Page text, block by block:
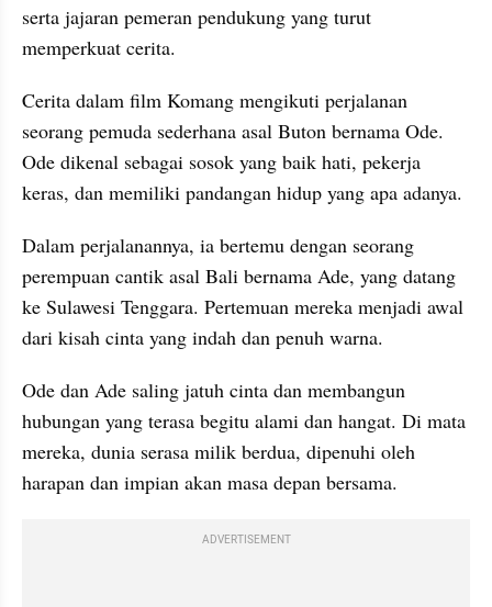
serta jajaran pemeran pendukung yang turut
memperkuat cerita.
Cerita dalam film Komang mengikuti perjalanan
seorang pemuda sederhana asal Buton bernama Ode.
Ode dikenal sebagai sosok yang baik hati, pekerja
keras, dan memiliki pandangan hidup yang apa adanya.
Dalam perjalanannya, ia bertemu dengan seorang
perempuan cantik asal Bali bernama Ade, yang datang
ke Sulawesi Tenggara. Pertemuan mereka menjadi awal
dari kisah cinta yang indah dan penuh warna.
Ode dan Ade saling jatuh cinta dan membangun
hubungan yang terasa begitu alami dan hangat. Di mata
mereka, dunia serasa milik berdua, dipenuhi oleh
harapan dan impian akan masa depan bersama.
ADVERTISEMENT